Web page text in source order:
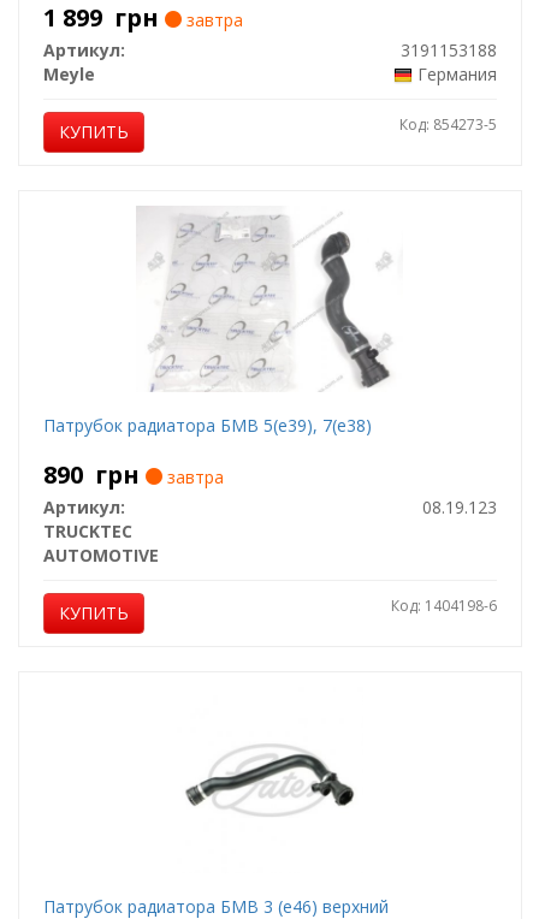
1 899 грн
завтра
Артикул:
3191153188
Meyle
Германия
КУПИТЬ Код: 854273-5
Патрубок радиатора БМВ 5(е39), 7(е38)
890 грн
завтра
Артикул:
08.19.123
TRUCKTEC
AUTOMOTIVE
КУПИТЬ Код: 1404198-6
Патрубок радиатора БМВ 3 (е46) верхний